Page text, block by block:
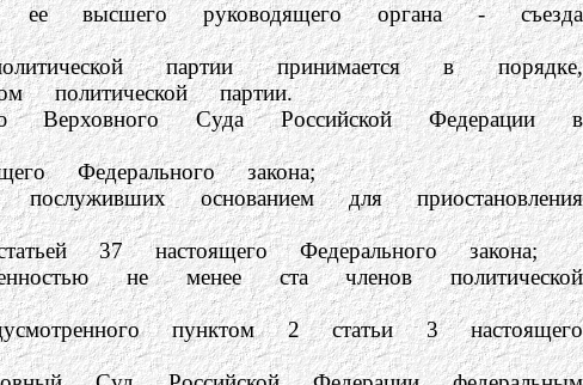
руководящего органа - съезда
партии принимается в порядке,
политической партии.
Суда Российской Федерации в
закона;
основанием для приостановления
настоящего Федерального закона;
не менее ста членов политической
пунктом 2 статьи 3 настоящего